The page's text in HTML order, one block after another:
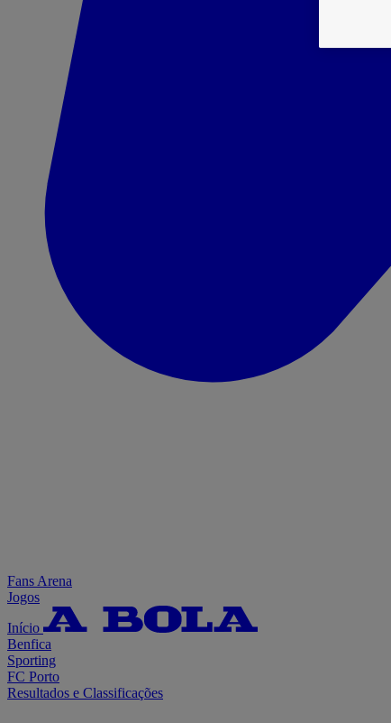
Fans Arena
Jogos
Início
Benfica
Sporting
FC Porto
Resultados e Classificações